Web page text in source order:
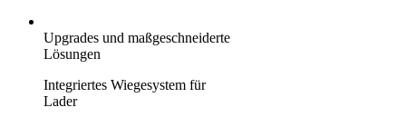
Upgrades und maßgeschneiderte
Lösungen
Integriertes Wiegesystem für
Lader